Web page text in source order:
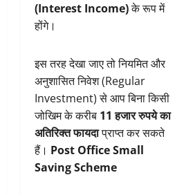
(Interest Income)के रूप में
होंगे।
इस तरह देखा जाए तो नियमित और
अनुशासित निवेश (Regular
Investment) से आप बिना किसी
जोखिम के करीब 11 हजार रुपये का
अतिरिक्त फायदाप्राप्त कर सकते
हैं। Post Office Small
Saving Scheme